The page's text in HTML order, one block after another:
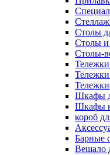
Столы
Столы и
Столы-
Шкафы
Шкафы
короб
Барные
Вешало